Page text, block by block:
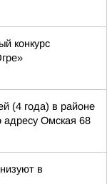
конкурс
(4 года) в районе
адресу Омская 68
в